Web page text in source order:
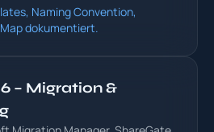
Naming Convention,
dokumentiert.
– Migration &